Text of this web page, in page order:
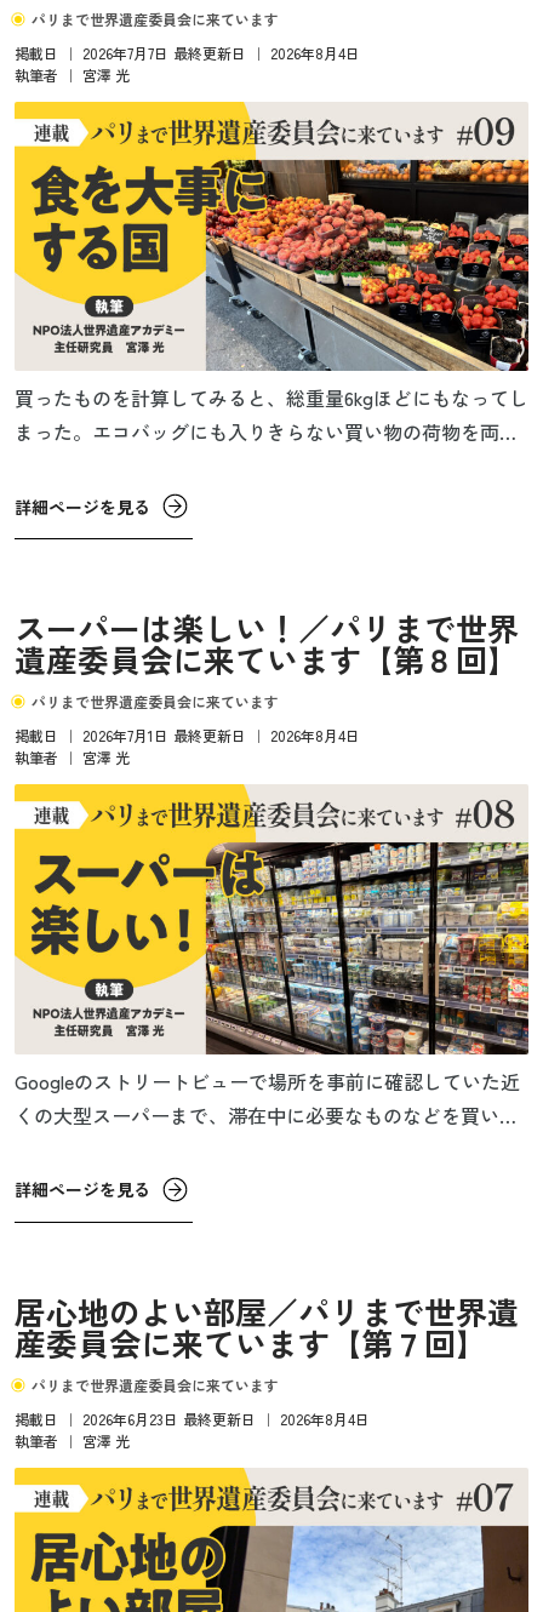
パリまで世界遺産委員会に来ています
掲載日
｜ 2026年7月7日 最終更新日 ｜ 2026年8月4日
執筆者
｜ 宮澤 光
買ったものを計算してみると、総重量6kgほどにもなってし
まった。エコバッグにも入りきらない買い物の荷物を両手
ができた。さっそく白ブドウを食べてみたら、瑞々しくて
とてもおいしかった。のどが渇いていたこともあって止ま
詳細ページを見る
スーパーは楽しい！／パリまで世界
遺産委員会に来ています【第８回】
パリまで世界遺産委員会に来ています
掲載日
｜ 2026年7月1日 最終更新日 ｜ 2026年8月4日
執筆者
｜ 宮澤 光
Googleのストリートビューで場所を事前に確認していた近
くの大型スーパーまで、滞在中に必要なものなどを買いに
ら食器や日用品、食品までいろいろ売っているのでこうい
う時に便利。
詳細ページを見る
居心地のよい部屋／パリまで世界遺
産委員会に来ています【第７回】
パリまで世界遺産委員会に来ています
掲載日
｜ 2026年6月23日 最終更新日 ｜ 2026年8月4日
執筆者
｜ 宮澤 光